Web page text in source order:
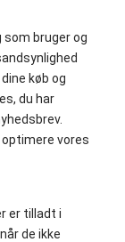
bruger og
køb og
du har
optimere vores
er tilladt i
de ikke